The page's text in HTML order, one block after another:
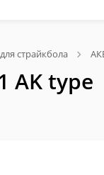
страйкбола
AK type